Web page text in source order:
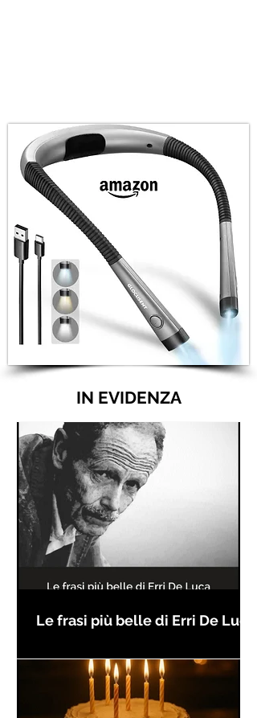
IN EVIDENZA
Le frasi più belle di Erri De Luca